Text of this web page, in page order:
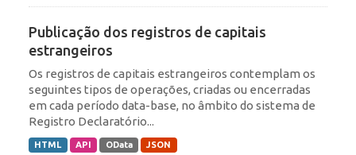
Publicação dos registros de capitais
estrangeiros
Os registros de capitais estrangeiros contemplam os
seguintes tipos de operações, criadas ou encerradas
em cada período data-base, no âmbito do sistema de
Registro Declaratório...
HTML API OData JSON